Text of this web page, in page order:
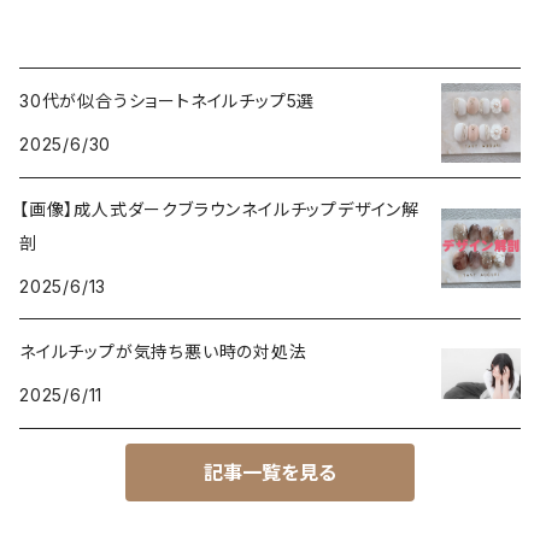
30代が似合うショートネイルチップ5選
2025/6/30
【画像】成人式ダークブラウンネイルチップデザイン解
剖
2025/6/13
ネイルチップが気持ち悪い時の対処法
2025/6/11
記事一覧を見る